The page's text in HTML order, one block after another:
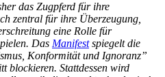
das Zugpferd für ihre
zentral für ihre Überzeugung,
eine Rolle für
Das Manifestspiegelt die
Konformität und Ignoranz”
blockieren. Stattdessen wird